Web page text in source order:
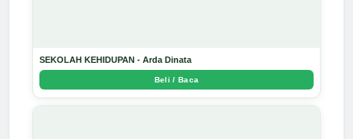
SEKOLAH KEHIDUPAN - Arda Dinata
Beli / Baca